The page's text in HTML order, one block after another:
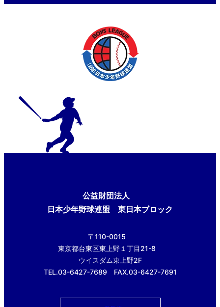
公益財団法人
日本少年野球連盟 東日本ブロック
〒110-0015
東京都台東区東上野１丁目21-8
ウイスダム東上野2F
TEL.03-6427-7689 FAX.03-6427-7691